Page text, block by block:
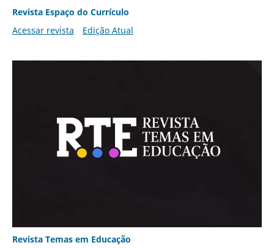
Revista Espaço do Currículo
Acessar revista
Edição Atual
Revista Temas em Educação